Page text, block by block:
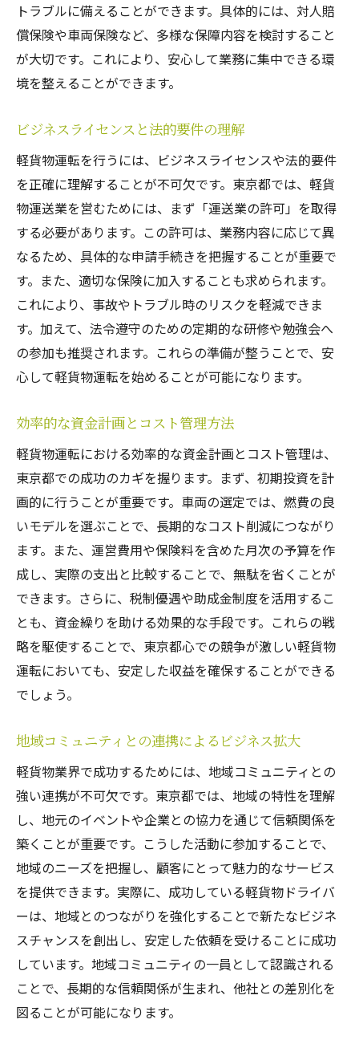
トラブルに備えることができます。具体的には、対人賠
償保険や車両保険など、多様な保障内容を検討すること
が大切です。これにより、安心して業務に集中できる環
境を整えることができます。
ビジネスライセンスと法的要件の理解
軽貨物運転を行うには、ビジネスライセンスや法的要件
を正確に理解することが不可欠です。東京都では、軽貨
物運送業を営むためには、まず「運送業の許可」を取得
する必要があります。この許可は、業務内容に応じて異
なるため、具体的な申請手続きを把握することが重要で
す。また、適切な保険に加入することも求められます。
これにより、事故やトラブル時のリスクを軽減できま
す。加えて、法令遵守のための定期的な研修や勉強会へ
の参加も推奨されます。これらの準備が整うことで、安
心して軽貨物運転を始めることが可能になります。
効率的な資金計画とコスト管理方法
軽貨物運転における効率的な資金計画とコスト管理は、
東京都での成功のカギを握ります。まず、初期投資を計
画的に行うことが重要です。車両の選定では、燃費の良
いモデルを選ぶことで、長期的なコスト削減につながり
ます。また、運営費用や保険料を含めた月次の予算を作
成し、実際の支出と比較することで、無駄を省くことが
できます。さらに、税制優遇や助成金制度を活用するこ
とも、資金繰りを助ける効果的な手段です。これらの戦
略を駆使することで、東京都心での競争が激しい軽貨物
運転においても、安定した収益を確保することができる
でしょう。
地域コミュニティとの連携によるビジネス拡大
軽貨物業界で成功するためには、地域コミュニティとの
強い連携が不可欠です。東京都では、地域の特性を理解
し、地元のイベントや企業との協力を通じて信頼関係を
築くことが重要です。こうした活動に参加することで、
地域のニーズを把握し、顧客にとって魅力的なサービス
を提供できます。実際に、成功している軽貨物ドライバ
ーは、地域とのつながりを強化することで新たなビジネ
スチャンスを創出し、安定した依頼を受けることに成功
しています。地域コミュニティの一員として認識される
ことで、長期的な信頼関係が生まれ、他社との差別化を
図ることが可能になります。